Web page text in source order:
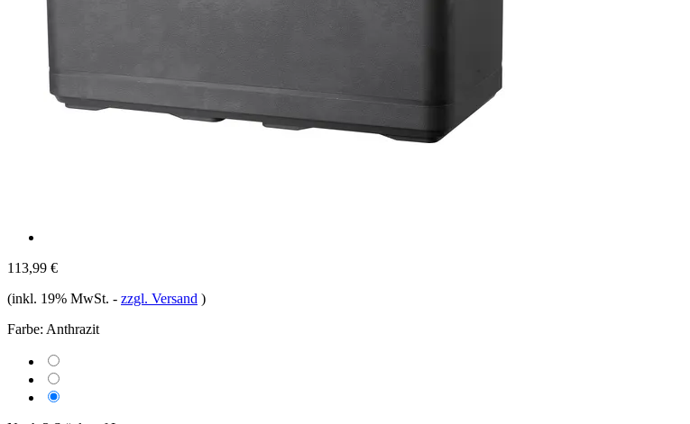
113,99 €
(inkl. 19% MwSt. - zzgl. Versand )
Farbe: Anthrazit